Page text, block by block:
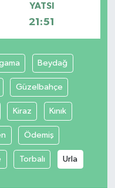
YATSI
21:51
Beydağ
Güzelbahçe
Kiraz Kınık
Ödemiş
Torbalı Urla